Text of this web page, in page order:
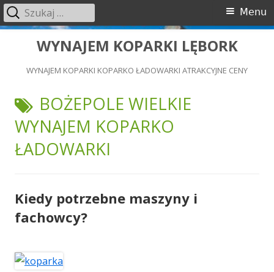
PrzeskoczWYNAJEM KOPARKI LĘBORK
WYNAJEM KOPARKI KOPARKO ŁADOWARKI ATRAKCYJNE CENY
Menu
główne
Menu
Szukaj:
TAGI:
BOŻEPOLE WIELKIE
WYNAJEM KOPARKO
ŁADOWARKI
Kiedy potrzebne maszyny i
fachowcy?